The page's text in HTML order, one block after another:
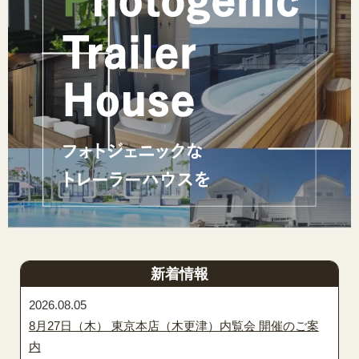
新着情報
2026.08.05
8月27日（木） 東京本店（木更津）内覧会 開催のご案
内